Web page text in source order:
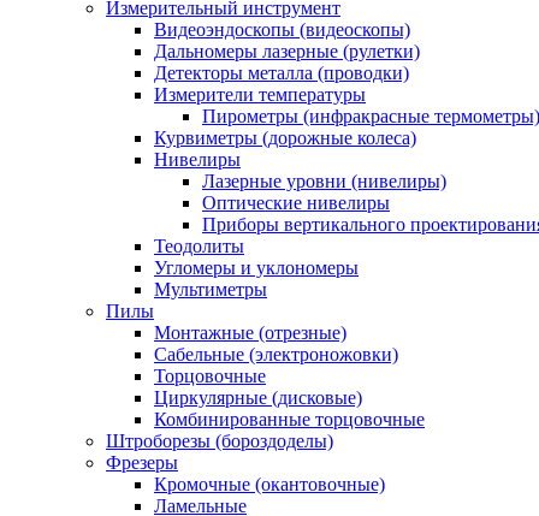
Измерительный инструмент
Видеоэндоскопы (видеоскопы)
Дальномеры лазерные (рулетки)
Детекторы металла (проводки)
Измерители температуры
Пирометры (инфракрасные термометры)
Курвиметры (дорожные колеса)
Нивелиры
Лазерные уровни (нивелиры)
Оптические нивелиры
Приборы вертикального
Теодолиты
Угломеры и уклономеры
Мультиметры
Пилы
Монтажные (отрезные)
Сабельные (электроножовки)
Торцовочные
Циркулярные (дисковые)
Комбинированные торцовочные
Штроборезы (бороздоделы)
Фрезеры
Кромочные (окантовочные)
Ламельные